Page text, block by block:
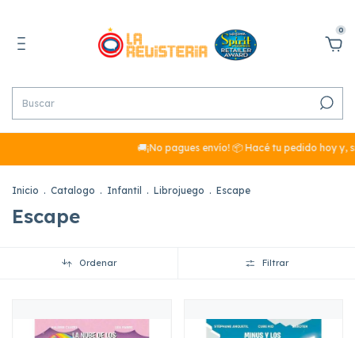
0
🚚¡No pagues envío! 📦 Hacé tu pedido hoy y,
Inicio . Catalogo . Infantil . Librojuego . Escape
Escape
Ordenar Filtrar